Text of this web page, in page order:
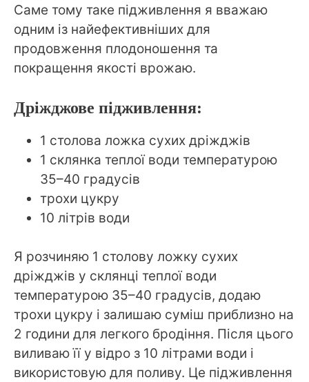
Саме тому таке підживлення я вважаю
одним із найефективніших для
продовження плодоношення та
покращення якості врожаю.
Дріжджове підживлення:
1 столова ложка сухих дріжджів
1 склянка теплої води температурою
35–40 градусів
трохи цукру
10 літрів води
Я розчиняю 1 столову ложку сухих
дріжджів у склянці теплої води
температурою 35–40 градусів, додаю
трохи цукру і залишаю суміш приблизно на
2 години для легкого бродіння. Після цього
виливаю її у відро з 10 літрами води і
використовую для поливу. Це підживлення